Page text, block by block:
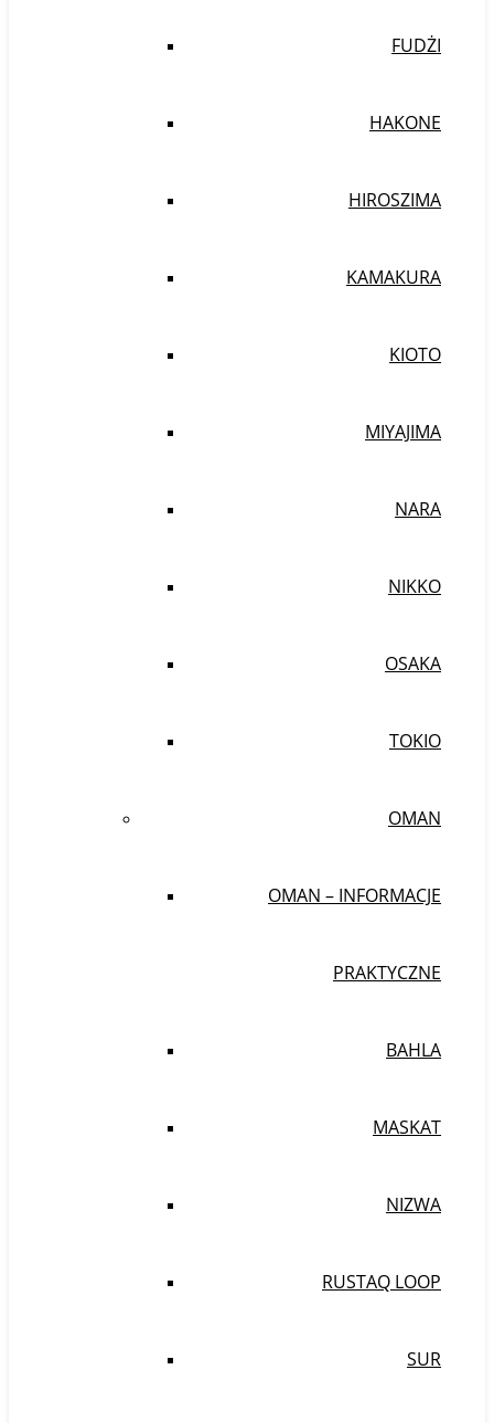
FUDŻI
HAKONE
HIROSZIMA
KAMAKURA
KIOTO
MIYAJIMA
NARA
NIKKO
OSAKA
TOKIO
OMAN
OMAN – INFORMACJE
PRAKTYCZNE
BAHLA
MASKAT
NIZWA
RUSTAQ LOOP
SUR